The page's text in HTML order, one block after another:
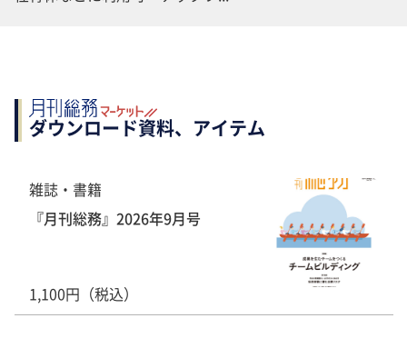
ダウンロード資料、アイテム
雑誌・書籍
『月刊総務』2026年9月号
1,100円（税込）